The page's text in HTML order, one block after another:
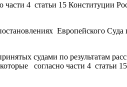
4 статьи 15 Конституции
Европейского Суда
судами по результатам
согласно части 4 статьи